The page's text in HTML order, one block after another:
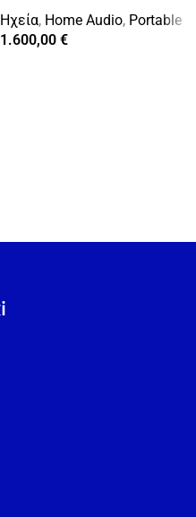
Ηχεία, Home Audio, Portable
1.600,00 €